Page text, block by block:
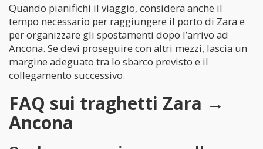
Quando pianifichi il viaggio, considera anche il
tempo necessario per raggiungere il porto di Zara e
per organizzare gli spostamenti dopo l’arrivo ad
Ancona. Se devi proseguire con altri mezzi, lascia un
margine adeguato tra lo sbarco previsto e il
collegamento successivo.
FAQ sui traghetti Zara →
Ancona